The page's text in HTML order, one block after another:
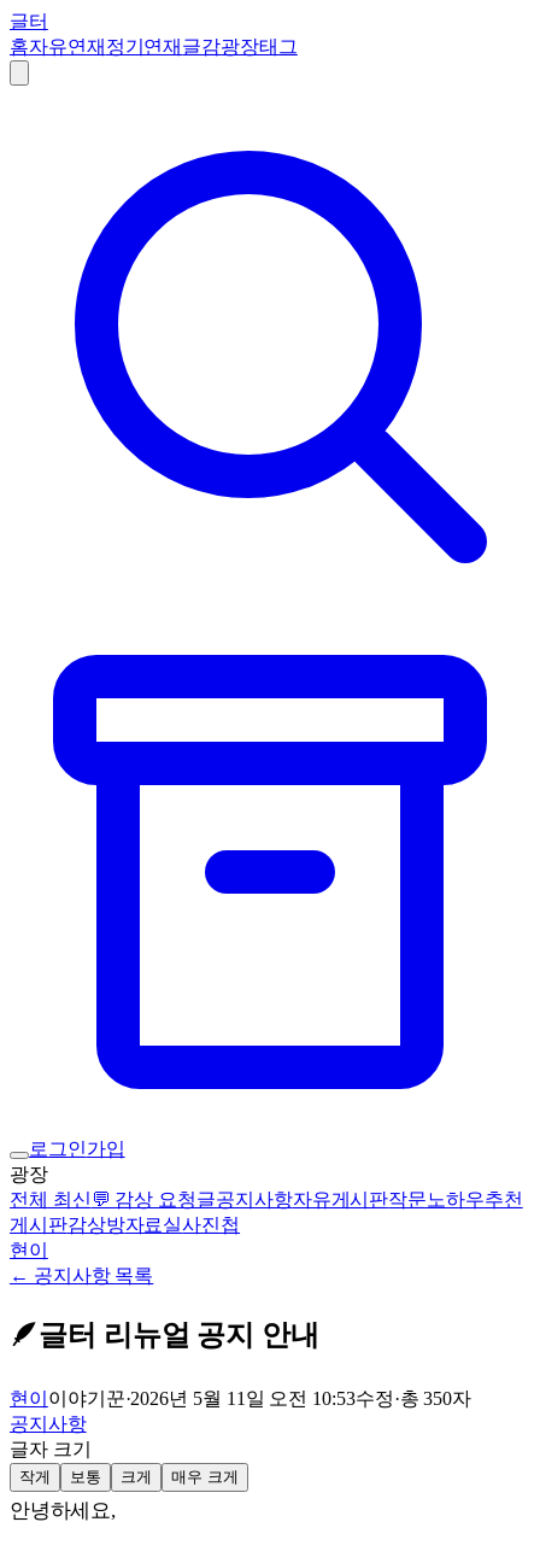
글터
홈자유연재 정기연재 글감광장태그
로그인가입
광장
전체 최신 💬 감상 요청글공지사항자유게시판작문노하우추천
게시판감상방자료실사진첩
현이
← 공지사항 목록
🪶글터 리뉴얼 공지 안내
현이 이야기꾼·2026년 5월 11일 오전 10:53수정·총350자
공지사항
글자 크기
작게 보통 크게 매우 크게
안녕하세요,